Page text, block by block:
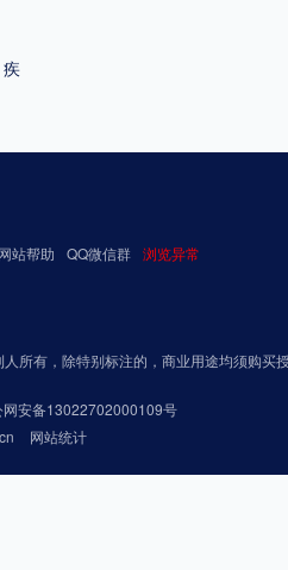
网站帮助 QQ微信群 浏览异常
所有，除特别标注的，商业用途均须购买
网安备13022702000109号
网站统计